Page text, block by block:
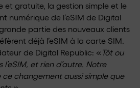
et gratuite, la gestion simple et le
numérique de l’eSIM de Digital
partie des nouveaux clients
déjà l’eSIM à la carte SIM.
de Digital Republic: «Tôt ou
et rien d’autre. Notre
changement aussi simple que